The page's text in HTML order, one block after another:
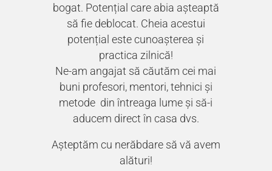
bogat. Potențial care abia așteaptă
să fie deblocat. Cheia acestui
potențial este cunoașterea și
practica zilnică!
Ne-am angajat să căutăm cei mai
buni profesori, mentori, tehnici și
metode din întreaga lume și să-i
aducem direct în casa dvs.
Așteptăm cu nerăbdare să vă avem
alături!